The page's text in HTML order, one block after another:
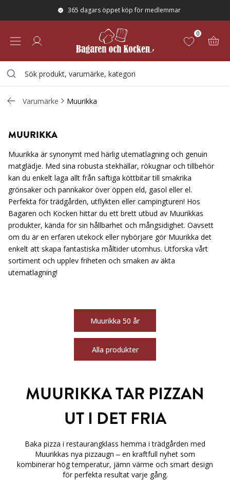
365 dagars öppet köp för medlemmar
0
Varumärke Muurikka
MUURIKKA
Muurikka är synonymt med härlig utematlagning och genuin
matglädje. Med sina robusta stekhällar, rökugnar och tillbehör
kan du enkelt laga allt från saftiga köttbitar till smakrika
grönsaker och pannkakor över öppen eld, gasol eller el.
Perfekta för trädgården, utflykten eller campingturen! Hos
Bagaren och Kocken hittar du ett brett utbud av Muurikkas
produkter, kända för sin hållbarhet och mångsidighet. Oavsett
om du är en erfaren utekock eller nybörjare gör Muurikka det
enkelt att skapa fantastiska måltider utomhus. Utforska vårt
sortiment och upplev friheten och smaken av äkta
utematlagning!
Muurikka 50 år
Alla produkter
MUURIKKA TAR PIZZAN
UT I DET FRIA
Baka pizza i restaurangklass hemma i trädgården med
Muurikkas nya pizzaugn – en kraftfull nyhet som
kombinerar hög temperatur, jämn värme och smart design
för perfekta resultat varje gång.